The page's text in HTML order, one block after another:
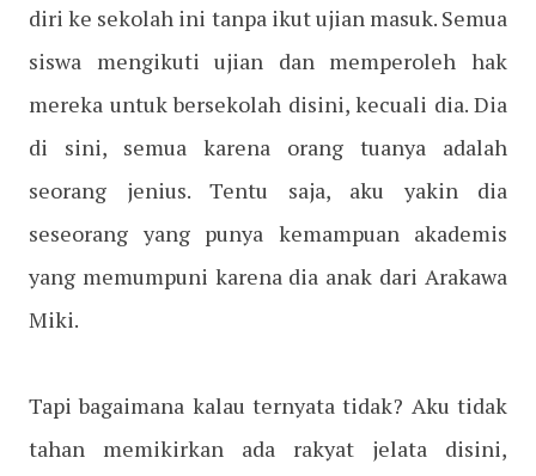
diri ke sekolah ini tanpa ikut ujian masuk. Semua
siswa mengikuti ujian dan memperoleh hak
mereka untuk bersekolah disini, kecuali dia. Dia
di sini, semua karena orang tuanya adalah
seorang jenius. Tentu saja, aku yakin dia
seseorang yang punya kemampuan akademis
yang memumpuni karena dia anak dari Arakawa
Miki.
Tapi bagaimana kalau ternyata tidak? Aku tidak
tahan memikirkan ada rakyat jelata disini,